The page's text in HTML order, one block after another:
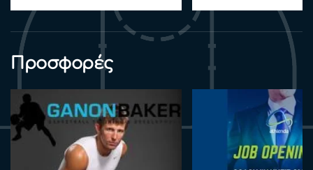
Προσφορές